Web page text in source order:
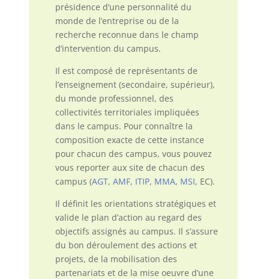
présidence d’une personnalité du
monde de l’entreprise ou de la
recherche reconnue dans le champ
d’intervention du campus.
Il est composé de représentants de
l’enseignement (secondaire, supérieur),
du monde professionnel, des
collectivités territoriales impliquées
dans le campus. Pour connaître la
composition exacte de cette instance
pour chacun des campus, vous pouvez
vous reporter aux site de chacun des
campus (AGT,AMF, ITIP, MMA, MSI, EC).
Il définit les orientations stratégiques et
valide le plan d’action au regard des
objectifs assignés au campus. Il s’assure
du bon déroulement des actions et
projets, de la mobilisation des
partenariats et de la mise oeuvre d’une